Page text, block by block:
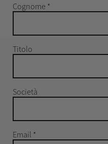
Cognome *
Titolo
Società
Email *